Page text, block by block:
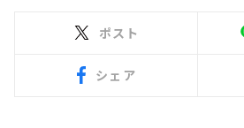
ポスト
シェア